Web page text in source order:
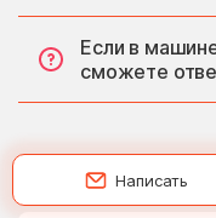
Если в
сможете
Написать